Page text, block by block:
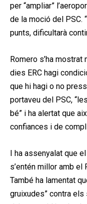
per “ampliar”
de la moció del PSC.
punts, dificultarà
Romero s’ha
dies ERC hagi
que hi hagi o no
portaveu del PSC,
bé” i ha alertat que
confiances i de
I ha assenyalat que
s’entén millor amb el
També ha lamentat
gruixudes” contra